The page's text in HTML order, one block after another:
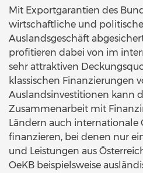
Mit Exportgarantien des
wirtschaftliche und
Auslandsgeschäft
profitieren dabei von im
sehr attraktiven
klassischen Finanzierungen
Auslandsinvestitionen kann
Zusammenarbeit mit
Ländern auch internationale
finanzieren, bei denen nur
und Leistungen aus
OeKB beispielsweise